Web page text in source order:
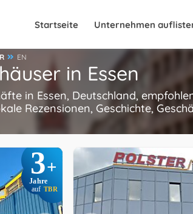
Startseite Unternehmen
EN
in Essen
in Essen, Deutschland,
Rezensionen, Geschichte,
3+
Jahre
auf TBR